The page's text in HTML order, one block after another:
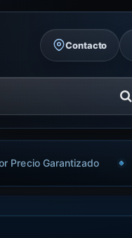
Contacto
Precio Garantizado